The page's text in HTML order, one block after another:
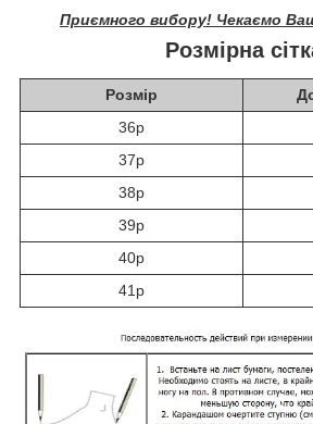
Приємного вибору! Чекаємо
Розмірна
Розмір
36р
37р
38р
39р
40р
41р